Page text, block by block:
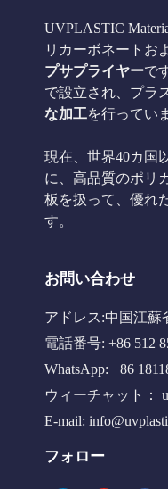
UVPLASTIC
リカーボネートお
プサプライヤーで
で設立され、プラ
な加工を行ってい
現在、世界40カ国
に、高品質のポリ
板を扱って、優れ
す。
お問い合わせ
アドレス:中国江蘇
電話番号: +86 512
WhatsApp: +86
ウィーチャット：
E-mail:
フォロー